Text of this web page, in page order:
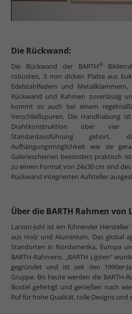
Die Rückwand:
Die Rückwand der BARTH®
robusten, 3 mm dicken Platte aus
Edelstahlfedern und
Rückwand und Rahmen zuverlässig
kommt es auch bei einem
Verschleißspuren. Die Handhabung
Drahtkonstruktion über
Standardausführung gehört,
Aufhängungsmöglichkeit wie sie
Galerieschienen besonders praktisch
zu einem Format von 24x30 cm sind
Rückwand integrierten Aufsteller
Über die BARTH Rahmen von
Larson-Juhl ist ein führender
aus Holz und Aluminium. Das global
Standorten in Nordamerika, Europa
BARTH-Rahmens. „BARTH Lijsten“
gegründet und ist seit den 1990er-
Gruppe. Bis heute werden die BARTH-
Boxtel gefertigt und genießen nach
Ruf für hohe Qualität, tolle Designs und